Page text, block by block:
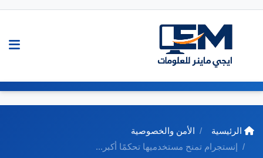
الرئيسية
الأمن والخصوصية
إنستجرام تمنح مستخدميها تحكمًا أكبر...